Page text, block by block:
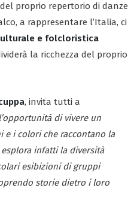
proprio repertorio di danze
a rappresentare l’Italia, ci
e folcloristica
la ricchezza del proprio
, invita tutti a
di vivere un
e i colori che raccontano la
infatti la diversità
esibizioni di gruppi
storie dietro i loro